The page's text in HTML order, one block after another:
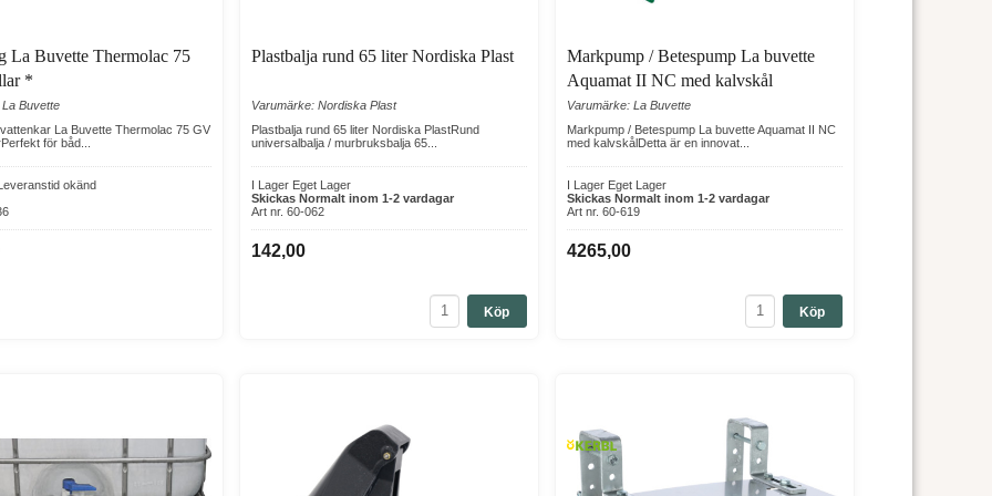
vattenkar och hög vattenkapacitet ofta avgörande för en fungerande betesdrift under hela säsongen.
bättre djurvälfärd, mindre spill, lägre arbetsinsats och en mer driftsäker betesdrift.
vattenkar. Slangar, kopplingar, flottörventiler och rätt placering är minst lika viktigt för att skapa en driftsäker lösning som
med fokus på kvalitet, funktion och hållbara lösningar för modernt lantbruk.
La Buvette Thermolac 75
*
Buvette
La Buvette Thermolac 75 GV
för båd...
okänd
Plastbalja rund 65 liter Nordiska Plast
Varumärke: Nordiska Plast
Plastbalja rund 65 liter Nordiska PlastRund
universalbalja / murbruksbalja 65...
I Lager Eget Lager
Skickas Normalt inom 1-2 vardagar
Art nr. 60-062
142,00
Köp
Markpump / Betespump La buvette
Aquamat II NC med kalvskål
Varumärke: La Buvette
Markpump / Betespump La buvette Aquamat II NC
med kalvskålDetta är en innovat...
I Lager Eget Lager
Skickas Normalt inom 1-2 vardagar
Art nr. 60-619
4265,00
Köp